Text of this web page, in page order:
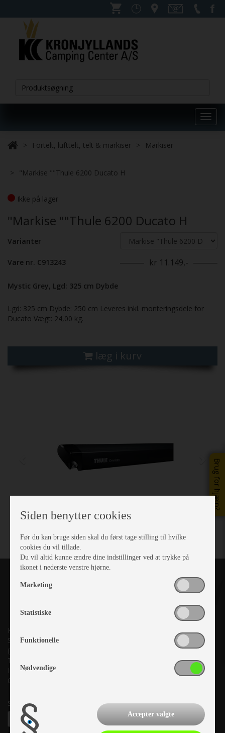
Brug for hjælp?
Fortelt, lufttelt, telt & markiser Markiser
"Markise ""Thule 6200 Ducato H
Ikke på lager
"Markise ""Thule 6200 Ducato H
Varianter
Vare nr. C913243 kr 11.149,-
Mystic Grey, Lgd: 325 cm Dybde
Lgd: 325 cm Dybde: 250 cm Leveres inkl. monteringsdele for
Ducato Vægt: 24,00 kg.
læg i kurv
Kronjyllands Camping Center A/S
Suderholmen 10, 8960 Randers SØ
(Lige ud til Grenåvej)
Tlf. +45 87 10 98 70
Info@as-kcc.dk
CVR: 33 38 77 33
Samtykke til nyhedsbrev
Siden benytter cookies
Før du kan bruge siden skal du først tage stilling til hvilke
cookies du vil tillade.
Du vil altid kunne ændre dine indstillinger ved at trykke på
ikonet i nederste venstre hjørne.
Marketing
Statistiske
Funktionelle
Nødvendige
Accepter valgte